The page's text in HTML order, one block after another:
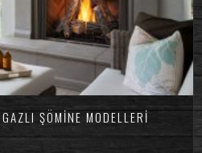
ŞÖMINE MODELLERI